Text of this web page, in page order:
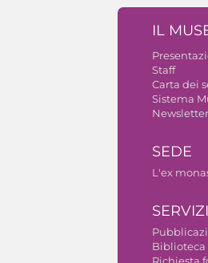
IL
Staff
Carta dei
Sistema
Newsletter
SEDE
L'ex
Biblioteca
Richiesta